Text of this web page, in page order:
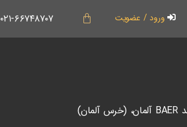
ورود / عضویت ۰۲۱-۶۶۷۴۸۷۰۷